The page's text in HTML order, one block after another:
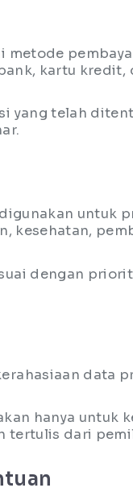
kartu kredit,
yang telah
untuk
kesehatan,
dengan
data
hanya untuk
tertulis dari